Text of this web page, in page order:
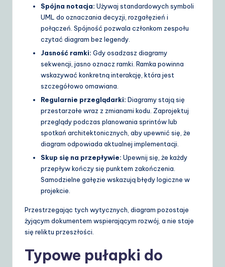
Spójna notacja: Używaj standardowych symboli
UML do oznaczania decyzji, rozgałęzień i
połączeń. Spójność pozwala członkom zespołu
czytać diagram bez legendy.
Jasność ramki: Gdy osadzasz diagramy
sekwencji, jasno oznacz ramki. Ramka powinna
wskazywać konkretną interakcję, która jest
szczegółowo omawiana.
Regularnie przeglądarki: Diagramy stają się
przestarzałe wraz z zmianami kodu. Zaprojektuj
przeglądy podczas planowania sprintów lub
spotkań architektonicznych, aby upewnić się, że
diagram odpowiada aktualnej implementacji.
Skup się na przepływie: Upewnij się, że każdy
przepływ kończy się punktem zakończenia.
Samodzielne gałęzie wskazują błędy logiczne w
projekcie.
Przestrzegając tych wytycznych, diagram pozostaje
żyjącym dokumentem wspierającym rozwój, a nie staje
się reliktu przeszłości.
Typowe pułapki do